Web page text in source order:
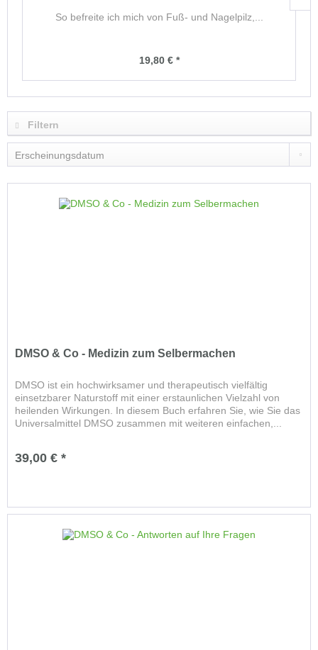
So befreite ich mich von Fuß- und Nagelpilz,...
19,80 € *
Filtern
DMSO & Co - Medizin zum Selbermachen
DMSO ist ein hochwirksamer und therapeutisch vielfältig
einsetzbarer Naturstoff mit einer erstaunlichen Vielzahl von
heilenden Wirkungen. In diesem Buch erfahren Sie, wie Sie das
Universalmittel DMSO zusammen mit weiteren einfachen,...
39,00 € *